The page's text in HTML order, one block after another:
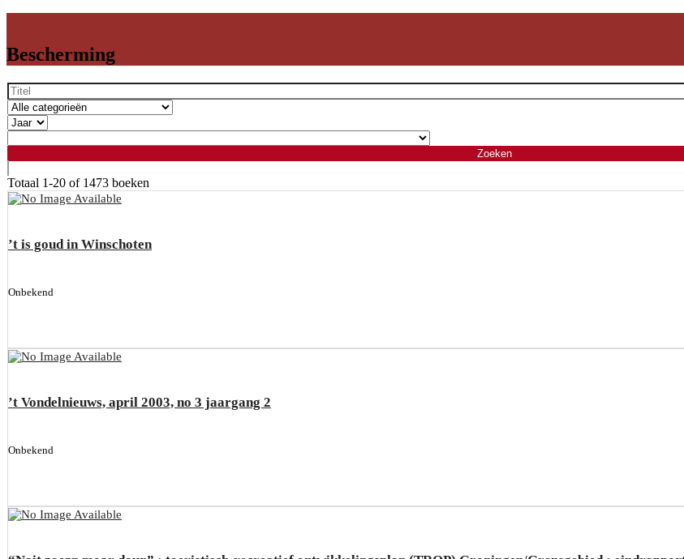
Bescherming
Totaal 1-20 of 1473 boeken
’t is goud in Winschoten
Onbekend
’t Vondelnieuws, april 2003, no 3 jaargang 2
Onbekend